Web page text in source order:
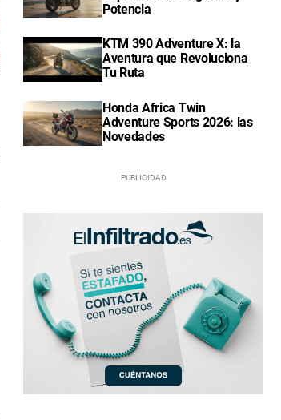
Potencia
KTM 390 Adventure X: la
Aventura que Revoluciona
Tu Ruta
Honda Africa Twin
Adventure Sports 2026: las
Novedades